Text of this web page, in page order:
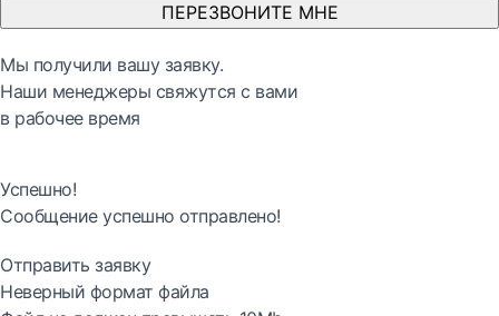
ПЕРЕЗВОНИТЕ МНЕ
Мы получили вашу заявку.
Наши менеджеры свяжутся с вами
в рабочее время
Успешно!
Сообщение успешно отправлено!
Отправить заявку
Неверный формат файла